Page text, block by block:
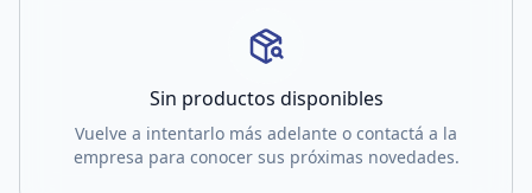
Sin productos disponibles
Vuelve a intentarlo más adelante o contactá a la
empresa para conocer sus próximas novedades.